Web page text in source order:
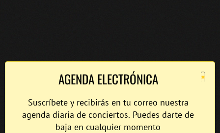
×
AGENDA ELECTRÓNICA
Suscríbete y recibirás en tu correo nuestra
agenda diaria de conciertos. Puedes darte de
baja en cualquier momento